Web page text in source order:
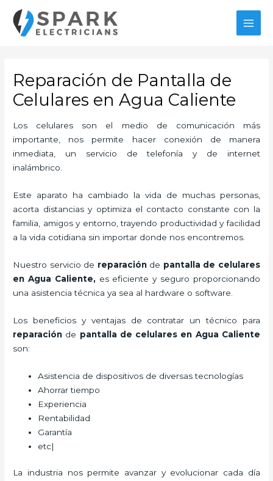
contenido
Reparación de Pantalla de
Celulares en Agua Caliente
Los celulares son el medio de comunicación más
importante, nos permite hacer conexión de manera
inmediata, un servicio de telefonía y de internet
inalámbrico.
Este aparato ha cambiado la vida de muchas personas,
acorta distancias y optimiza el contacto constante con la
familia, amigos y entorno, trayendo productividad y facilidad
a la vida cotidiana sin importar donde nos encontremos.
Nuestro servicio de reparaciónde pantalla de celulares
en Agua Caliente,es eficiente y seguro proporcionando
una asistencia técnica ya sea al hardware o software.
Los beneficios y ventajas de contratar un técnico para
reparación de pantalla de celulares en Agua Caliente
son:
Asistencia de dispositivos de diversas tecnologías
Ahorrar tiempo
Experiencia
Rentabilidad
Garantía
etc|
La industria nos permite avanzar y evolucionar cada día